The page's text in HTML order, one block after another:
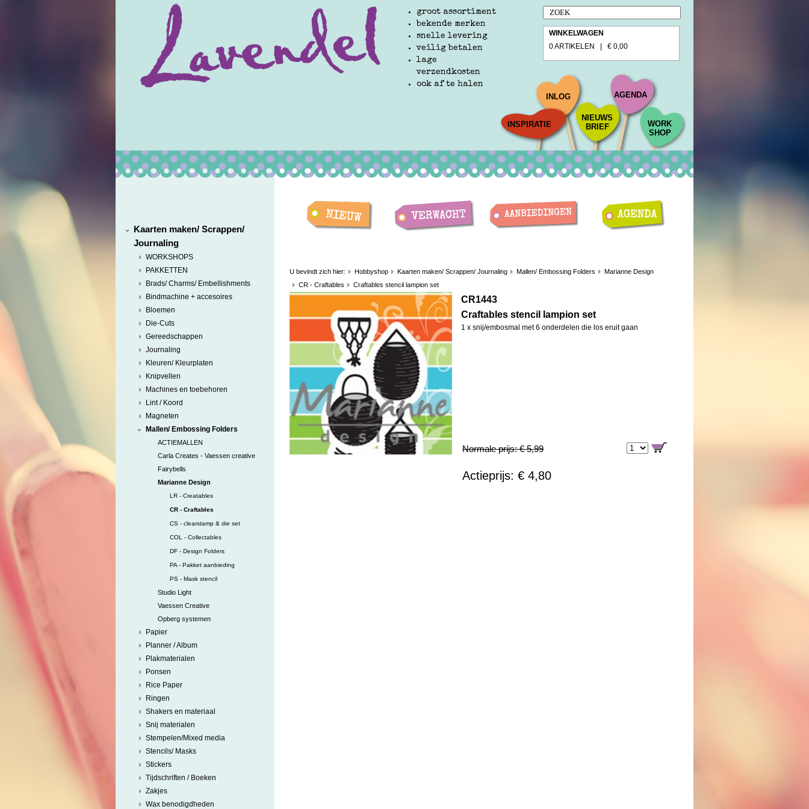
groot assortiment
bekende merken
snelle levering
veilig betalen
lage
verzendkosten
ook af te halen
WINKELWAGEN
0 ARTIKELEN | € 0,00
INSPIRATIE
INLOG
NIEUWS
BRIEF
AGENDA
WORK
SHOP
Kaarten maken/ Scrappen/
Journaling
WORKSHOPS
PAKKETTEN
Brads/ Charms/ Embellishments
Bindmachine + accesoires
Bloemen
Die-Cuts
Gereedschappen
Journaling
Kleuren/ Kleurplaten
Knipvellen
Machines en toebehoren
Lint / Koord
Magneten
Mallen/ Embossing Folders
ACTIEMALLEN
Carla Creates - Vaessen creative
Fairybells
Marianne Design
LR - Creatables
CR - Craftables
CS - clearstamp & die set
COL - Collectables
DF - Design Folders
PA - Pakket aanbieding
PS - Mask stencil
Studio Light
Vaessen Creative
Opberg systemen
Papier
Planner / Album
Plakmaterialen
Ponsen
Rice Paper
Ringen
Shakers en materiaal
Snij materialen
Stempelen/Mixed media
Stencils/ Masks
Stickers
Tijdschriften / Boeken
Zakjes
Wax benodigdheden
U bevindt zich hier: Hobbyshop Kaarten maken/ Scrappen/ Journaling Mallen/ Embossing Folders
Marianne Design
CR - Craftables
Craftables stencil lampion set
CR1443
Craftables stencil lampion set
1 x snij/embosmal met 6 onderdelen die los eruit gaan
Normale prijs: € 5,99
Actieprijs: € 4,80